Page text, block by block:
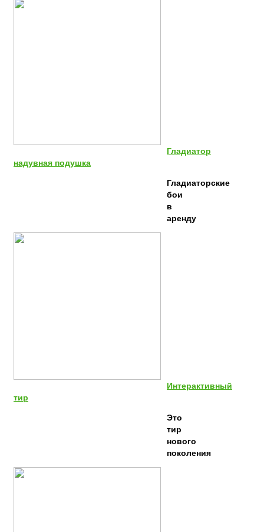
Гладиатор
надувная подушка
Гладиаторские
бои
в
аренду
Интерактивный
тир
Это
тир
нового
поколения